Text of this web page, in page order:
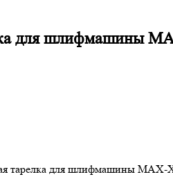
для шлифмашины
тарелка для шлифмашины